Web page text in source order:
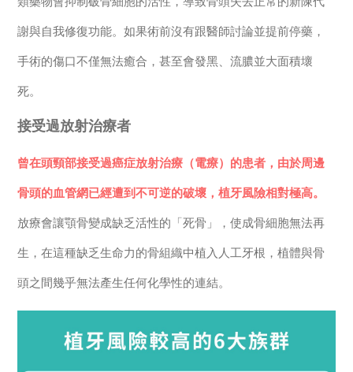
謝與自我修復功能。如果術前沒有跟醫師討論並提前停藥，
手術的傷口不僅無法癒合，甚至會發黑、流膿並大面積壞
死。
接受過放射治療者
曾在頭頸部接受過癌症放射治療（電療）的患者，由於周邊
骨頭的血管網已經遭到不可逆的破壞，植牙風險相對極高。
放療會讓顎骨變成缺乏活性的「死骨」，使成骨細胞無法再
生，在這種缺乏生命力的骨組織中植入人工牙根，植體與骨
頭之間幾乎無法產生任何化學性的連結。